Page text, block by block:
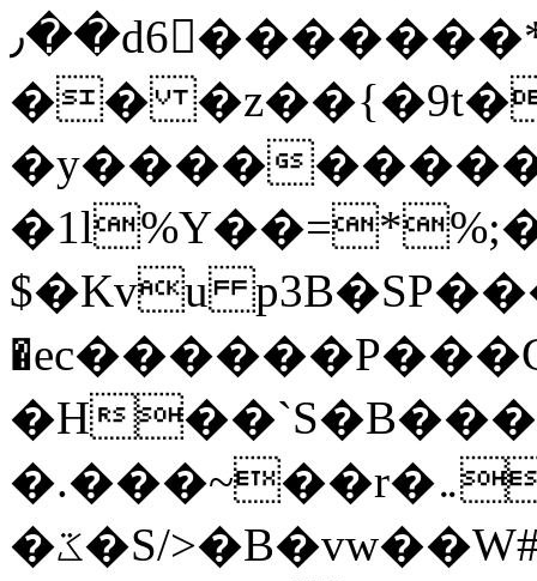
٫��d6򆧇�������*��[|^]oo���NW~zz>�X&�u�=K?
��
�y����
$�Kvu
�H
�.���~��r�޼�}�܅�mؕWu���K}
�ػ�S/>�B�vw��W#�I��*]\W��)Ħ�1��fC}